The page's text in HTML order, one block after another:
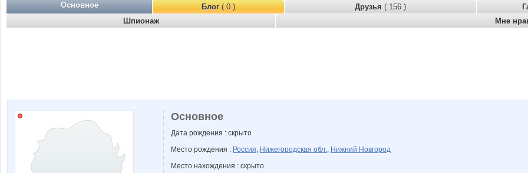
Основное Блог( 0 ) Друзья ( 156 )
Шпионаж
Мне
Основное
Дата рождения : скрыто
Место рождения : Россия, Нижегородская обл., Нижний Новгород
Место нахождения : скрыто